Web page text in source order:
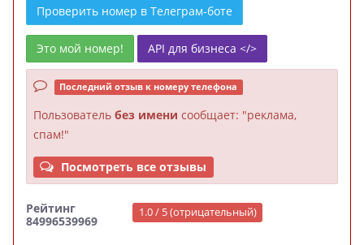
Проверить номер в Телеграм-боте
Это мой номер! API для бизнеса </>
Последний отзыв к номеру телефона
Пользователь без имени сообщает: "реклама,
спам!"
Посмотреть все отзывы
Рейтинг
84996539969
1.0 / 5 (отрицательный)